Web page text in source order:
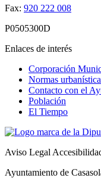
Fax: 920 222 008
P0505300D
Enlaces de interés
Corporación
Normas
Contacto con el
Población
El Tiempo
Aviso Legal
Ayuntamiento de